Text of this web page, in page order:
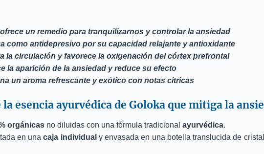
un remedio para tranquilizarnos y controlar la ansiedad
como antidepresivo por su capacidad relajante y antioxidante
la circulación y favorece la oxigenación del córtex prefrontal
la aparición de la ansiedad y reduce su efecto
un aroma refrescante y exótico con notas cítricas
esencia ayurvédica de Goloka que mitiga la
orgánicas no diluidas con una fórmula tradicional ayurvédica.
en unacaja individual y envasada en una botella translucida de